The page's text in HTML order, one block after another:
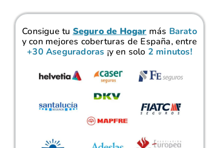
Consigue tu Seguro de Hogar más Barato
y con mejores coberturas de España, entre
+30 Aseguradoras ¡y en solo 2 minutos!